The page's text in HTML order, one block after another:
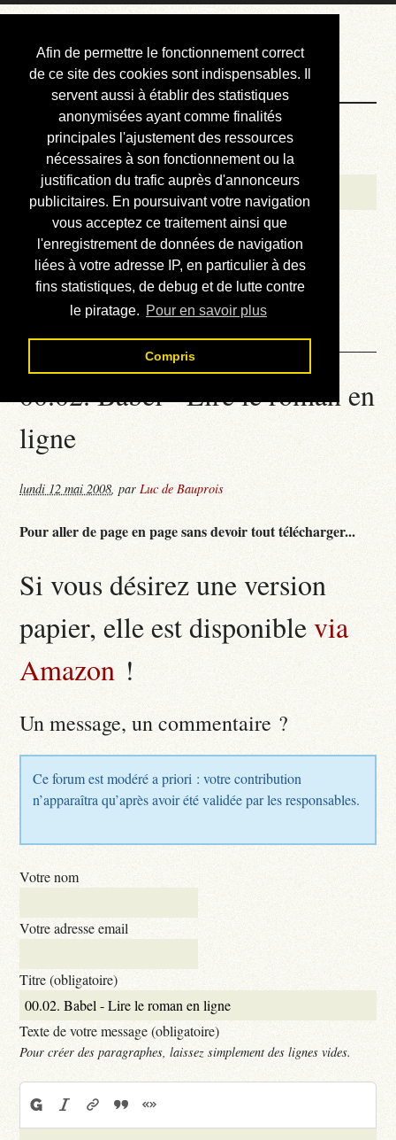
Afin de permettre le fonctionnement correct
de ce site des cookies sont indispensables. Il
servent aussi à établir des statistiques
anonymisées ayant comme finalités
principales l'ajustement des ressources
nécessaires à son fonctionnement ou la
justification du trafic auprès d'annonceurs
publicitaires. En poursuivant votre navigation
vous acceptez ce traitement ainsi que
l'enregistrement de données de navigation
liées à votre adresse IP, en particulier à des
fins statistiques, de debug et de lutte contre
le piratage. Pour en savoir plus
Compris
Courbis, « LE »
Blog Officiel
Bienvenue
Réalisations
Divers (et d’été)
Annonces
Liens externes
Téléchargement
Contact
00.02. Babel - Lire le roman en
ligne
lundi 12 mai 2008,parLuc de Bauprois
Pour aller de page en page sans devoir tout télécharger...
Si vous désirez une version
papier, elle est disponiblevia
Amazon !
Un message, un commentaire ?
Ce forum est modéré a priori : votre contribution
n’apparaîtra qu’après avoir été validée par les responsables.
Votre nom
Votre adresse email
Titre (obligatoire)
Texte de votre message (obligatoire)
Pour créer des paragraphes, laissez simplement des lignes vides.